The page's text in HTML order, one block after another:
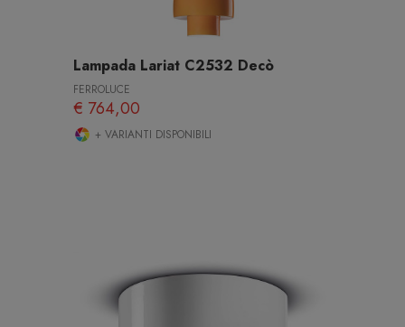
Lampada Lariat C2532 Decò
FERROLUCE
€ 764,00
+ VARIANTI DISPONIBILI